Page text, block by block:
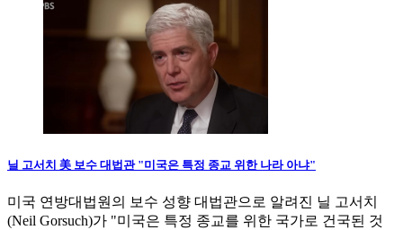
닐 고서치 美 보수 대법관 "미국은 특정 종교 위한 나라 아냐"
미국 연방대법원의 보수 성향 대법관으로 알려진 닐 고서치
(Neil Gorsuch)가 "미국은 특정 종교를 위한 국가로 건국된 것